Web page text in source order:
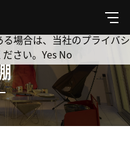
メ
ニ
ュ
を追跡してもよろしいです
を極めて重視しています。
場合は、当社のプライバシ
さい。 Yes No